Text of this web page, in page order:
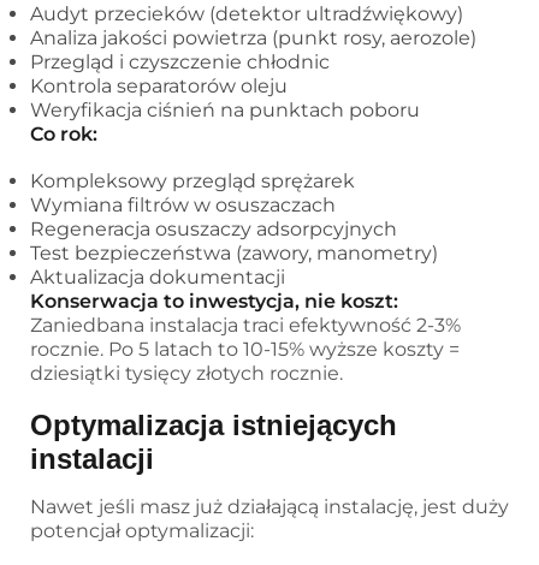
Audyt przecieków (detektor ultradźwiękowy)
Analiza jakości powietrza (punkt rosy, aerozole)
Przegląd i czyszczenie chłodnic
Kontrola separatorów oleju
Weryfikacja ciśnień na punktach poboru
Co rok:
Kompleksowy przegląd sprężarek
Wymiana filtrów w osuszaczach
Regeneracja osuszaczy adsorpcyjnych
Test bezpieczeństwa (zawory, manometry)
Aktualizacja dokumentacji
Konserwacja to inwestycja, nie koszt:
Zaniedbana instalacja traci efektywność 2-3%
rocznie. Po 5 latach to 10-15% wyższe koszty =
dziesiątki tysięcy złotych rocznie.
Optymalizacja istniejących
instalacji
Nawet jeśli masz już działającą instalację, jest duży
potencjał optymalizacji: